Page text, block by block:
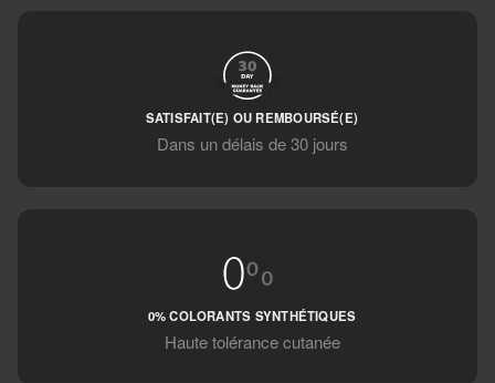
SATISFAIT(E) OU REMBOURSÉ(E)
Dans un délais de 30 jours
0% COLORANTS SYNTHÉTIQUES
Haute tolérance cutanée